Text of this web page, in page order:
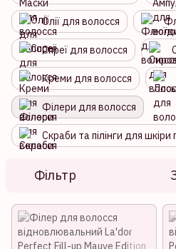
Олії для волосся
Спреї для волосся
Креми для волосся
Філери для волосся
Скраби та пілінги для шкіри
Фільтр